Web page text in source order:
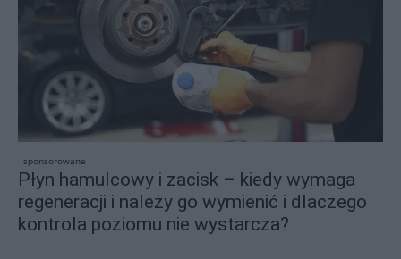
sponsorowane
Płyn hamulcowy i zacisk – kiedy wymaga
regeneracji i należy go wymienić i dlaczego
kontrola poziomu nie wystarcza?